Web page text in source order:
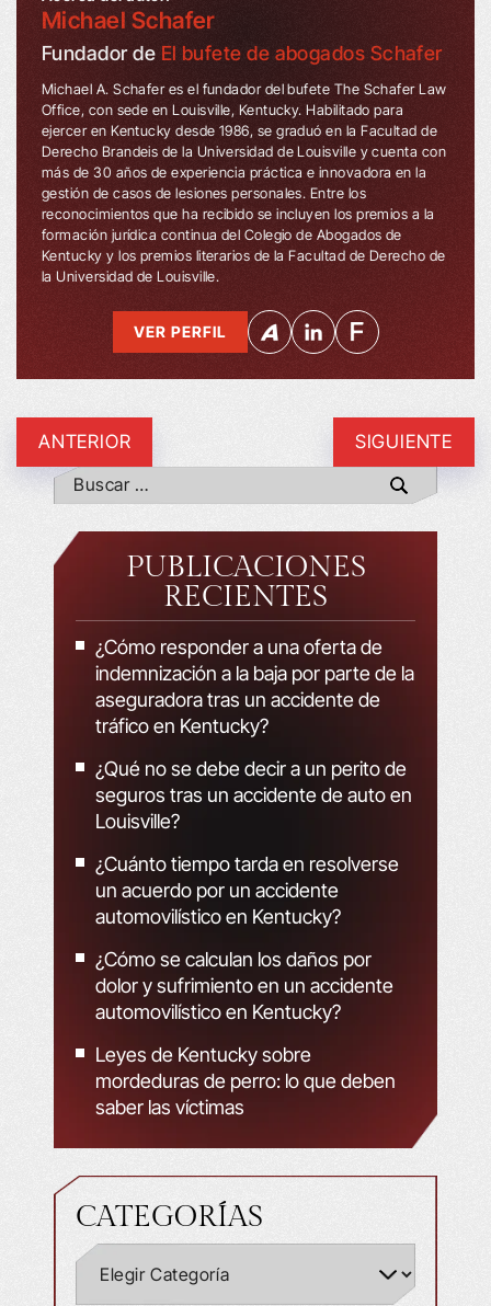
Michael Schafer
Fundador de El bufete de abogados Schafer
Michael A. Schafer es el fundador del bufete The Schafer Law
Office, con sede en Louisville, Kentucky. Habilitado para
ejercer en Kentucky desde 1986, se graduó en la Facultad de
Derecho Brandeis de la Universidad de Louisville y cuenta con
más de 30 años de experiencia práctica e innovadora en la
gestión de casos de lesiones personales. Entre los
reconocimientos que ha recibido se incluyen los premios a la
formación jurídica continua del Colegio de Abogados de
Kentucky y los premios literarios de la Facultad de Derecho de
la Universidad de Louisville.
VER PERFIL
ANTERIOR SIGUIENTE
PUBLICACIONES
RECIENTES
¿Cómo responder a una oferta de
indemnización a la baja por parte de la
aseguradora tras un accidente de
tráfico en Kentucky?
¿Qué no se debe decir a un perito de
seguros tras un accidente de auto en
Louisville?
¿Cuánto tiempo tarda en resolverse
un acuerdo por un accidente
automovilístico en Kentucky?
¿Cómo se calculan los daños por
dolor y sufrimiento en un accidente
automovilístico en Kentucky?
Leyes de Kentucky sobre
mordeduras de perro: lo que deben
saber las víctimas
CATEGORÍAS